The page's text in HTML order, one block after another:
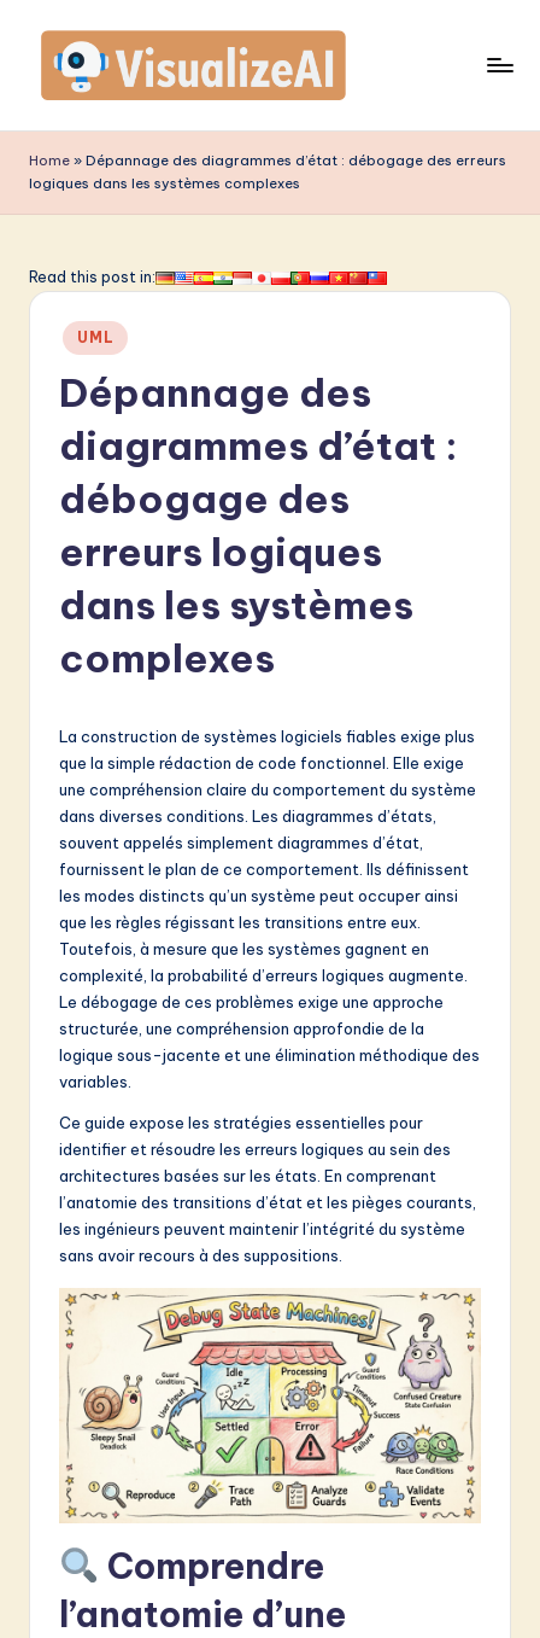
content
is
u
li
A
L
in
A
&
S
o
w
Home » Dépannage des diagrammes d’état : débogage des erreurs
logiques dans les systèmes complexes
Read this post in:
Posted
in
UML
Dépannage des
diagrammes d’état :
débogage des
erreurs logiques
dans les systèmes
complexes
La construction de systèmes logiciels fiables exige plus
que la simple rédaction de code fonctionnel. Elle exige
une compréhension claire du comportement du système
dans diverses conditions. Les diagrammes d’états,
souvent appelés simplement diagrammes d’état,
fournissent le plan de ce comportement. Ils définissent
les modes distincts qu’un système peut occuper ainsi
que les règles régissant les transitions entre eux.
Toutefois, à mesure que les systèmes gagnent en
complexité, la probabilité d’erreurs logiques augmente.
Le débogage de ces problèmes exige une approche
structurée, une compréhension approfondie de la
logique sous-jacente et une élimination méthodique des
variables.
Ce guide expose les stratégies essentielles pour
identifier et résoudre les erreurs logiques au sein des
architectures basées sur les états. En comprenant
l’anatomie des transitions d’état et les pièges courants,
les ingénieurs peuvent maintenir l’intégrité du système
sans avoir recours à des suppositions.
Comprendre
l’anatomie d’une